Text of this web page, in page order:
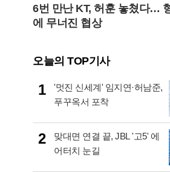
6번 만난 KT, 허훈 놓쳤다…
에 무너진 협상
오늘의 TOP기사
1
'멋진 신세계' 임지연·허남준,
푸꾸옥서 포착
2
맞대면 연결 끝, JBL '고5' 에
어터치 눈길